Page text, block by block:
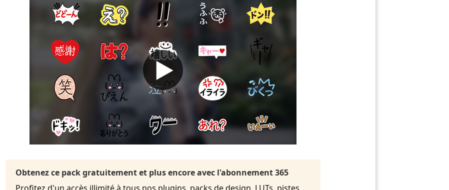
Obtenez ce pack gratuitement et plus encore avec l'abonnement 365